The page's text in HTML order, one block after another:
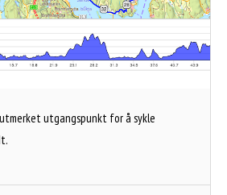
utgangspunkt for å sykle